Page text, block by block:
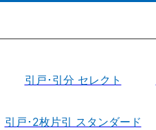
引戸･引分 セレクト
引戸･2枚片引 スタンダード